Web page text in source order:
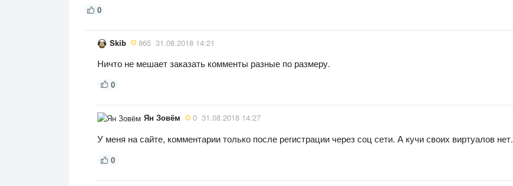
0
Skib 865 31.08.2018 14:21
Ничто не мешает заказать комменты разные по размеру.
0
Ян Зовём 0 31.08.2018 14:27
У меня на сайте, комментарии только после регистрации через соц сети. А кучи своих виртуалов нет.
0